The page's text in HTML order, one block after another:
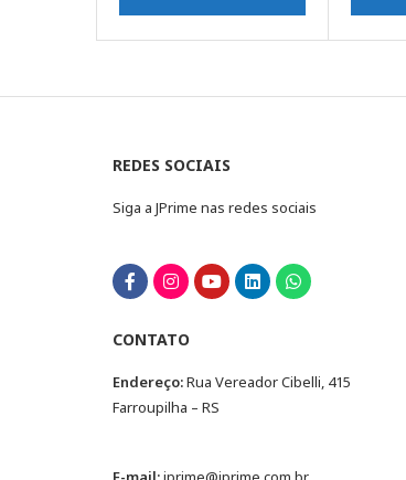
REDES SOCIAIS
Siga a JPrime nas redes sociais
CONTATO
Endereço:Rua Vereador Cibelli, 415
Farroupilha – RS